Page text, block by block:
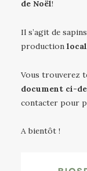
de Noël!
Il s’agit de sapins
production
Vous trouverez
document ci-
contacter pour
A bientôt !